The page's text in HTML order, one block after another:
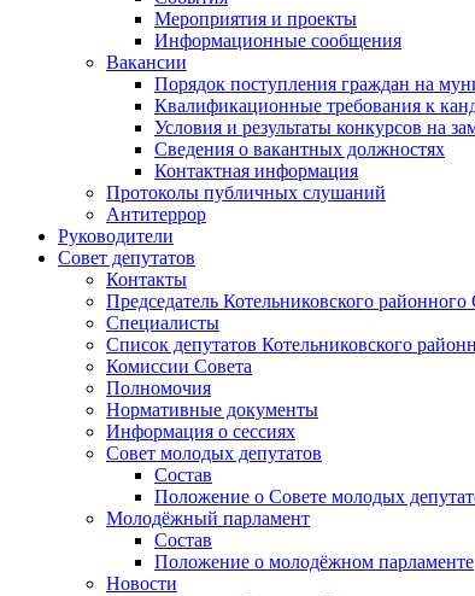
Мероприятия и проекты
Информационные сообщения
Вакансии
Порядок поступления граждан на
Квалификационные требования к
Условия и результаты конкурсов на
Сведения о вакантных должностях
Контактная информация
Протоколы публичных слушаний
Антитеррор
Руководители
Совет депутатов
Контакты
Председатель Котельниковского
Специалисты
Список депутатов Котельниковского
Комиссии Совета
Полномочия
Нормативные документы
Информация о сессиях
Совет молодых депутатов
Состав
Положение о Совете молодых
Молодёжный парламент
Состав
Положение о молодёжном парламенте
Новости